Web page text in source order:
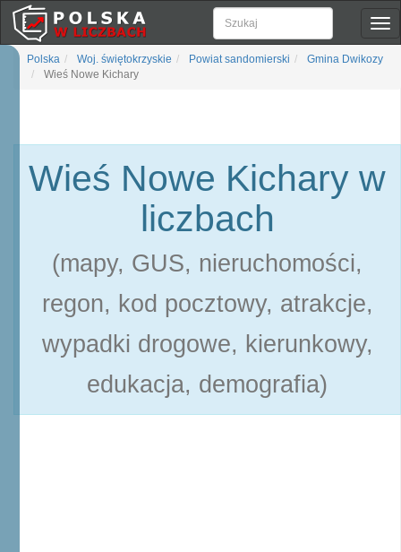
Polska Woj. świętokrzyskie Powiat sandomierski
Gmina Dwikozy
Wieś Nowe Kichary
Wieś Nowe Kichary w
liczbach
(mapy, GUS, nieruchomości,
regon, kod pocztowy, atrakcje,
wypadki drogowe, kierunkowy,
edukacja, demografia)